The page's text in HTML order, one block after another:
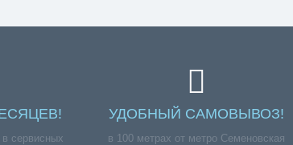
сервисных
УДОБНЫЙ САМОВЫВОЗ!
в 100 метрах от метро Семеновская